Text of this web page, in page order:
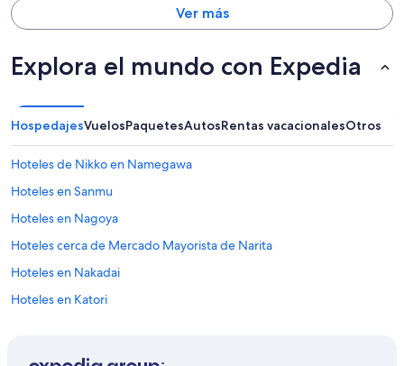
Ver más
Explora el mundo con Expedia
HospedajesVuelosPaquetesAutosRentas vacacionalesOtros
Hoteles de Nikko en Namegawa
Hoteles en Sanmu
Hoteles en Nagoya
Hoteles cerca de Mercado Mayorista de Narita
Hoteles en Nakadai
Hoteles en Katori